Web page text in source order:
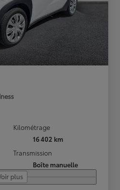
Kilométrage
16 402 km
Transmission
Boîte manuelle
plus